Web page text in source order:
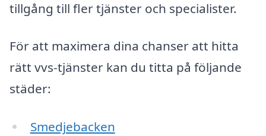
tillgång till fler tjänster och specialister.
För att maximera dina chanser att hitta
rätt vvs-tjänster kan du titta på följande
städer:
Smedjebacken